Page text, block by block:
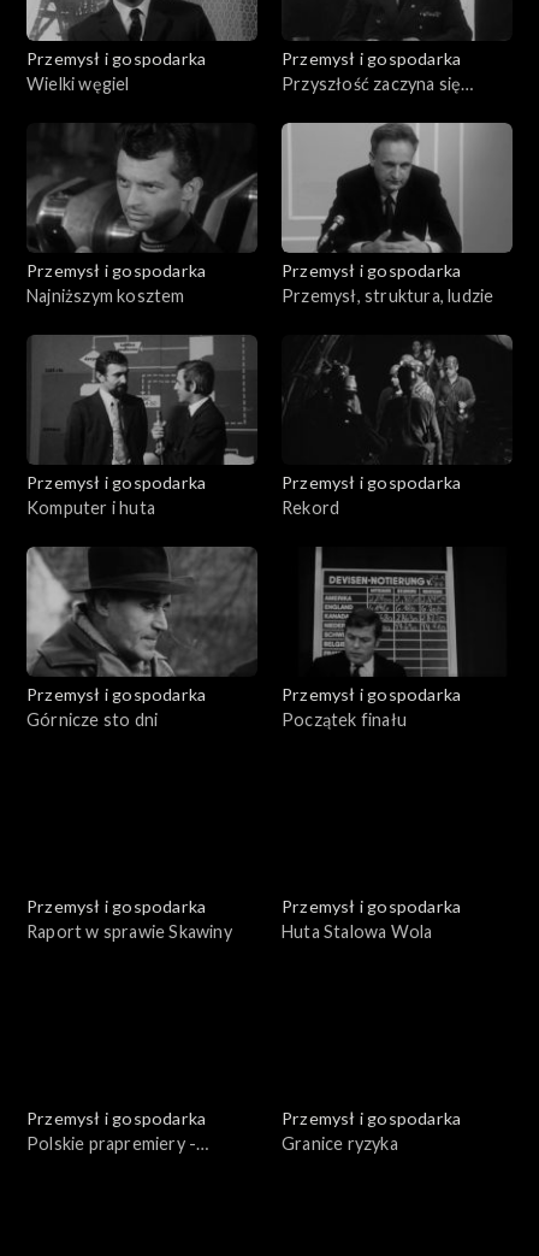
Przemysł i gospodarka
Wielki węgiel
Przemysł i gospodarka
Przyszłość zaczyna się
Przemysł i gospodarka
Najniższym kosztem
Przemysł i gospodarka
Przemysł, struktura, ludzie
Przemysł i gospodarka
Komputer i huta
Przemysł i gospodarka
Rekord
Przemysł i gospodarka
Górnicze sto dni
Przemysł i gospodarka
Początek finału
Przemysł i gospodarka
Raport w sprawie Skawiny
Przemysł i gospodarka
Huta Stalowa Wola
Przemysł i gospodarka
Polskie prapremiery -
Przemysł i gospodarka
Granice ryzyka